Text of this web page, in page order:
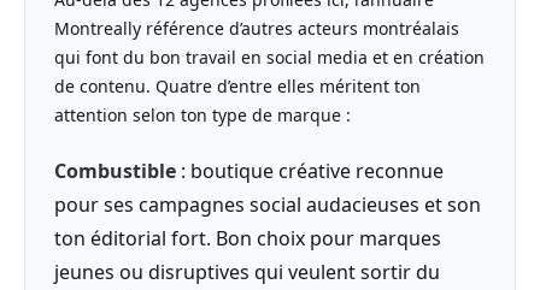
Montreally référence d’autres acteurs montréalais
qui font du bon travail en social media et en création
de contenu. Quatre d’entre elles méritent ton
attention selon ton type de marque :
Combustible : boutique créative reconnue
pour ses campagnes social audacieuses et son
ton éditorial fort. Bon choix pour marques
jeunes ou disruptives qui veulent sortir du